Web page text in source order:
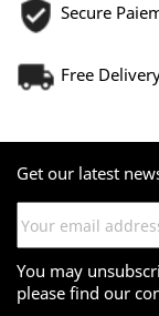
Secure
Free
Get our latest
You may
please find our